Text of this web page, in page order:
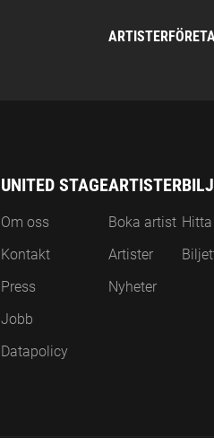
ARTISTER
UNITED STAGE
Om oss
Kontakt
Press
Jobb
Datapolicy
ARTISTER
Boka artist
Artister
Nyheter